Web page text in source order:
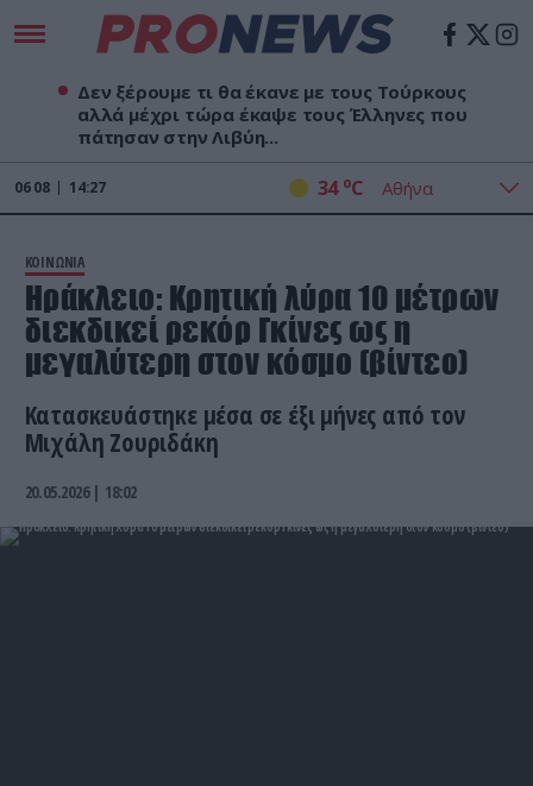
Δεν ξέρουμε τι θα έκανε με τους Τούρκους
αλλά μέχρι τώρα έκαψε τους Έλληνες που
πάτησαν στην Λιβύη...
06 08 14:27 34 oC
ΚΟΙΝΩΝΙΑ
Ηράκλειο: Κρητική λύρα 10 μέτρων
διεκδικεί ρεκόρ Γκίνες ως η
μεγαλύτερη στον κόσμο (βίντεο)
Κατασκευάστηκε μέσα σε έξι μήνες από τον
Μιχάλη Ζουριδάκη
20.05.2026 | 18:02